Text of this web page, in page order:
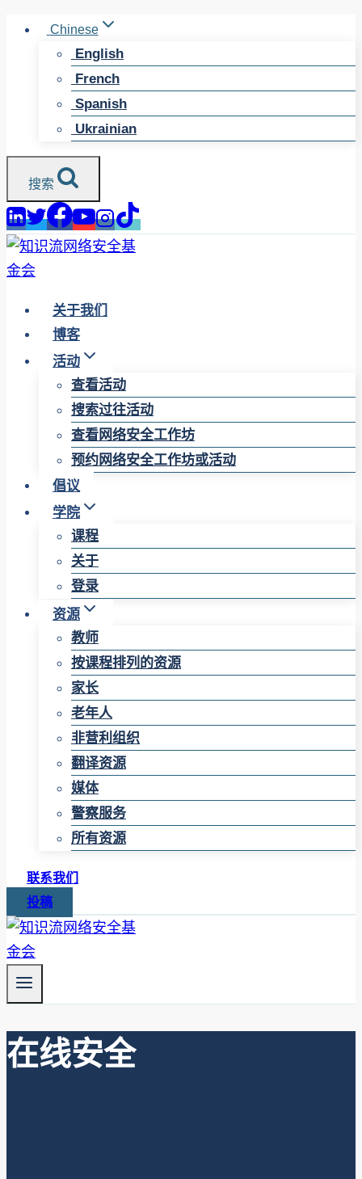
Chinese
English
French
Spanish
Ukrainian
搜索
关于我们
博客
活动
查看活动
搜索过往活动
查看网络安全工作坊
预约网络安全工作坊或活动
倡议
学院
课程
关于
登录
资源
教师
按课程排列的资源
家长
老年人
非营利组织
翻译资源
媒体
警察服务
所有资源
联系我们
投稿
在线安全